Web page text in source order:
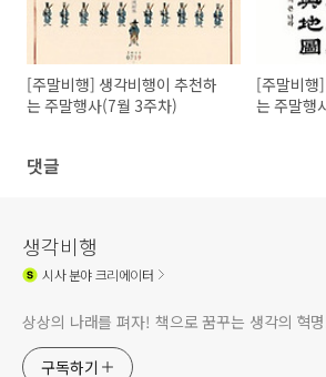
[주말비행] 생각비행이 추천하
는 주말행사(7월 3주차)
[주말비행
는 주말행
댓글
생각비행
시사분야 크리에이터
상상의 나래를 펴자! 책으로 꿈꾸는 생각의 혁
구독하기